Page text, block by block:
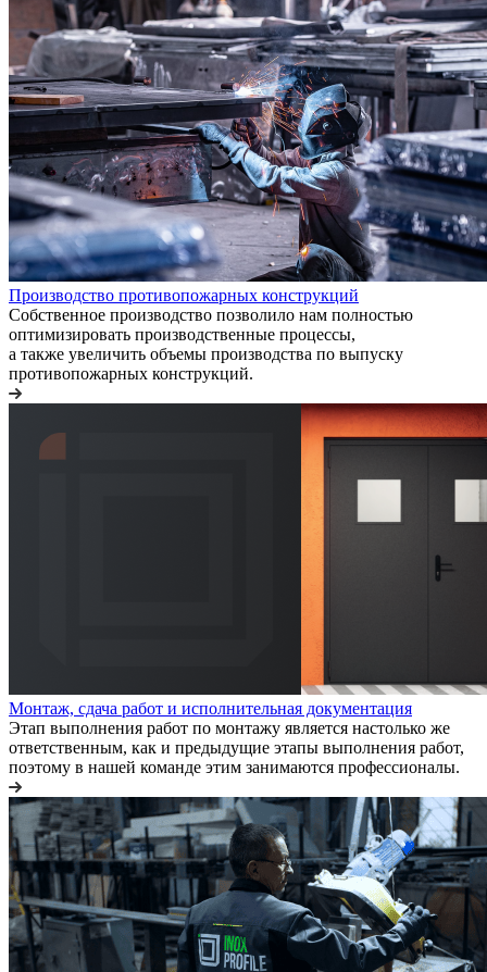
Производство противопожарных конструкций
Собственное производство позволило нам полностью
оптимизировать производственные процессы,
а также увеличить объемы производства по выпуску
противопожарных конструкций.
Монтаж, сдача работ и исполнительная документация
Этап выполнения работ по монтажу является настолько же
ответственным, как и предыдущие этапы выполнения работ,
поэтому в нашей команде этим занимаются профессионалы.